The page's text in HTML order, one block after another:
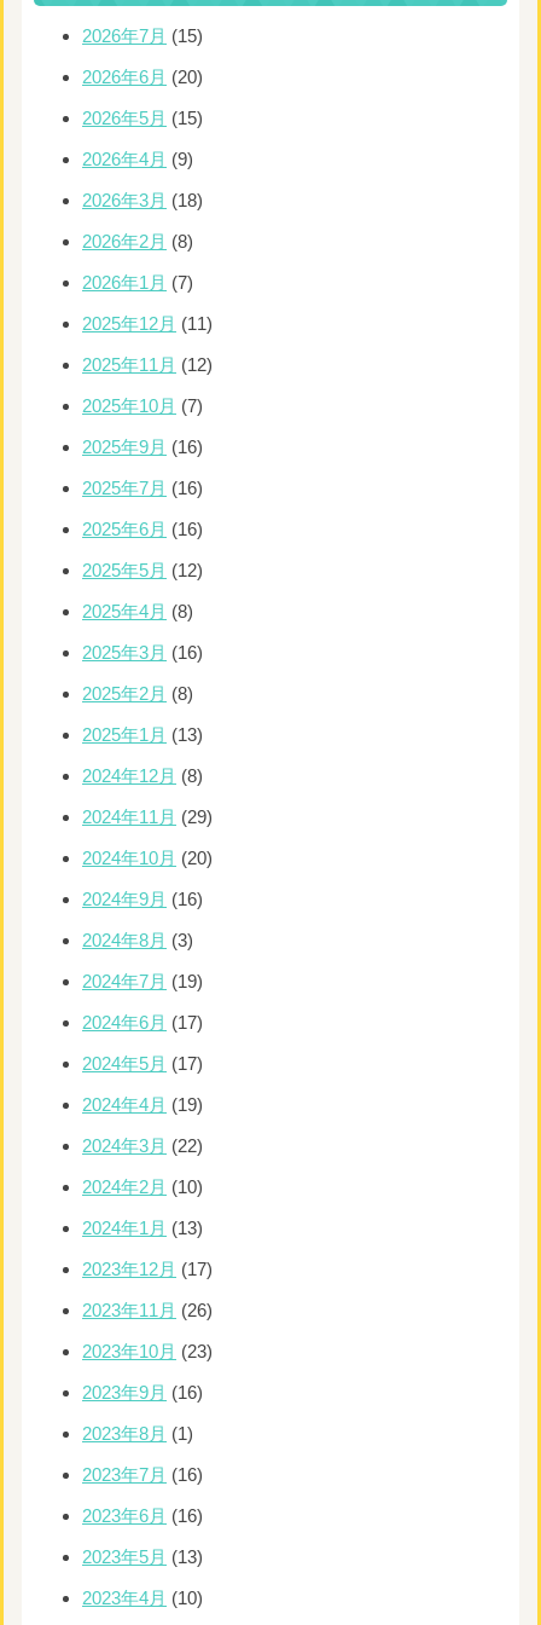
2026年7月 (15)
2026年6月 (20)
2026年5月 (15)
2026年4月 (9)
2026年3月 (18)
2026年2月 (8)
2026年1月 (7)
2025年12月 (11)
2025年11月 (12)
2025年10月 (7)
2025年9月 (16)
2025年7月 (16)
2025年6月 (16)
2025年5月 (12)
2025年4月 (8)
2025年3月 (16)
2025年2月 (8)
2025年1月 (13)
2024年12月 (8)
2024年11月 (29)
2024年10月 (20)
2024年9月 (16)
2024年8月 (3)
2024年7月 (19)
2024年6月 (17)
2024年5月 (17)
2024年4月 (19)
2024年3月 (22)
2024年2月 (10)
2024年1月 (13)
2023年12月 (17)
2023年11月 (26)
2023年10月 (23)
2023年9月 (16)
2023年8月 (1)
2023年7月 (16)
2023年6月 (16)
2023年5月 (13)
2023年4月 (10)